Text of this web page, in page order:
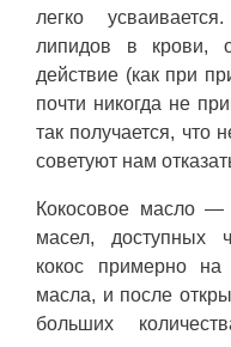
легко
липидов в крови,
действие (как при
почти никогда не
так получается, что
советуют нам
Кокосовое масло —
масел, доступных
кокос примерно на
масла, и после
больших